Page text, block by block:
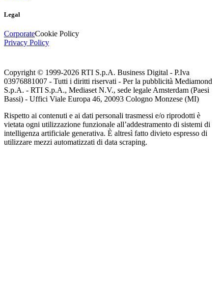
Legal
CorporateCookie Policy
Privacy Policy
Copyright © 1999-2026 RTI S.p.A. Business Digital - P.Iva
03976881007 - Tutti i diritti riservati - Per la pubblicità Mediamond
S.p.A. - RTI S.p.A., Mediaset N.V., sede legale Amsterdam (Paesi
Bassi) - Uffici Viale Europa 46, 20093 Cologno Monzese (MI)
Rispetto ai contenuti e ai dati personali trasmessi e/o riprodotti è
vietata ogni utilizzazione funzionale all’addestramento di sistemi di
intelligenza artificiale generativa. È altresì fatto divieto espresso di
utilizzare mezzi automatizzati di data scraping.